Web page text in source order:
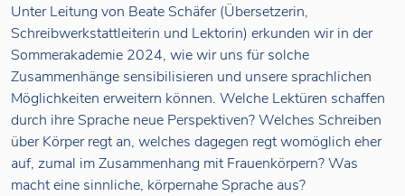
Unter Leitung von Beate Schäfer (Übersetzerin,
Schreibwerkstattleiterin und Lektorin) erkunden wir in der
Sommerakademie 2024, wie wir uns für solche
Zusammenhänge sensibilisieren und unsere sprachlichen
Möglichkeiten erweitern können. Welche Lektüren schaffen
durch ihre Sprache neue Perspektiven? Welches Schreiben
über Körper regt an, welches dagegen regt womöglich eher
auf, zumal im Zusammenhang mit Frauenkörpern? Was
macht eine sinnliche, körpernahe Sprache aus?